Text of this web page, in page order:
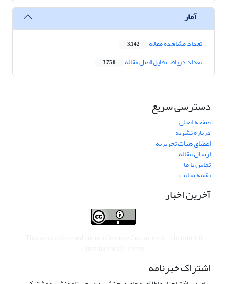
آمار
تعداد مشاهده مقاله 3,142
تعداد دریافت فایل اصل مقاله 3,751
دسترسی سریع
صفحه اصلی
درباره نشریه
اعضای هیات تحریریه
ارسال مقاله
تماس با ما
نقشه سایت
آخرین اخبار
اشتراک خبرنامه